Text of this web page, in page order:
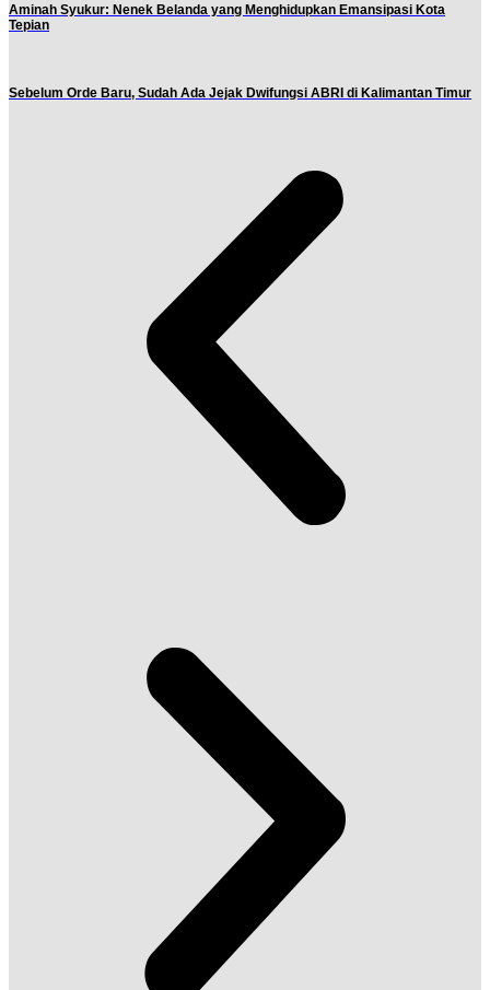
Aminah Syukur: Nenek Belanda yang Menghidupkan Emansipasi Kota
Tepian
Sebelum Orde Baru, Sudah Ada Jejak Dwifungsi ABRI di Kalimantan Timur